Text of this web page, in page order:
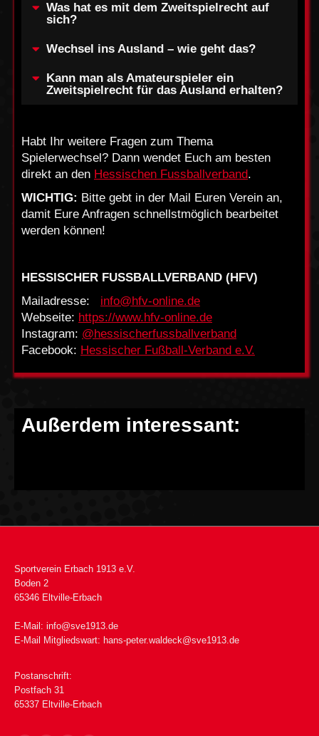
Was hat es mit dem Zweitspielrecht auf
sich?
Wechsel ins Ausland – wie geht das?
Kann man als Amateurspieler ein
Zweitspielrecht für das Ausland erhalten?
Habt Ihr weitere Fragen zum Thema
Spielerwechsel? Dann wendet Euch am besten
direkt an den Hessischen Fussballverband.
WICHTIG: Bitte gebt in der Mail Euren Verein an,
damit Eure Anfragen schnellstmöglich bearbeitet
werden können!
HESSISCHER FUSSBALLVERBAND (HFV)
Mailadresse: info@hfv-online.de
Webseite: https://www.hfv-online.de
Instagram: @hessischerfussballverband
Facebook: Hessischer Fußball-Verband e.V.
Außerdem interessant:
Sportverein Erbach 1913 e.V.
Boden 2
65346 Eltville-Erbach
E-Mail: info@sve1913.de
E-Mail Mitgliedswart: hans-peter.waldeck@sve1913.de
Postanschrift:
Postfach 31
65337 Eltville-Erbach